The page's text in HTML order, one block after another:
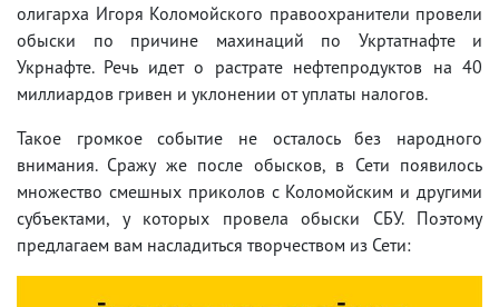
олигарха Игоря Коломойского правоохранители провели
обыски по причине махинаций по Укртатнафте и
Укрнафте. Речь идет о растрате нефтепродуктов на 40
миллиардов гривен и уклонении от уплаты налогов.
Такое громкое событие не осталось без народного
внимания. Сражу же после обысков, в Сети появилось
множество смешных приколов с Коломойским и другими
субъектами, у которых провела обыски СБУ. Поэтому
предлагаем вам насладиться творчеством из Сети: